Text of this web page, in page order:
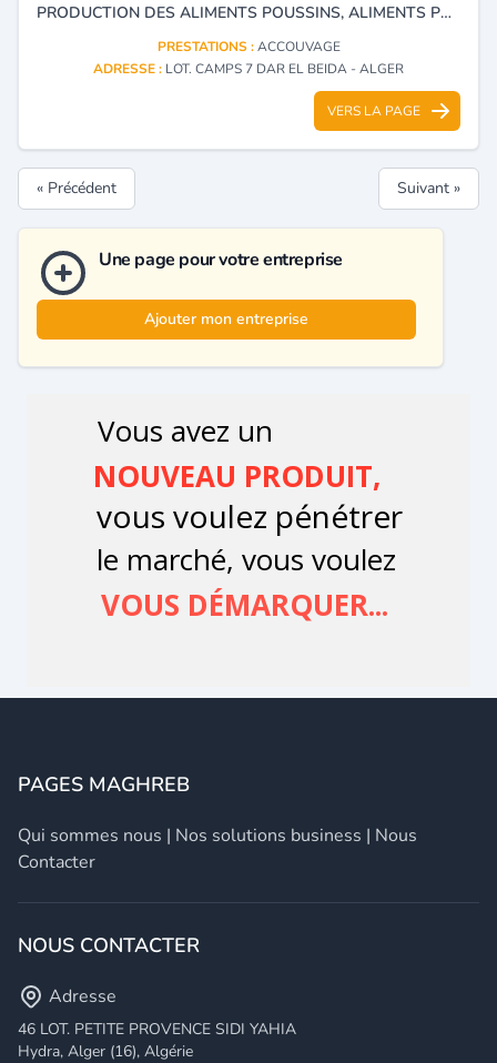
PRODUCTION DES ALIMENTS POUSSINS, ALIMENTS POUR LE BÉTAIL, ACCOUVAGE, ALIMENTATION ANIMALE, MATÉRIEL ET ÉQUIPEMENT AVICOLES.
PRESTATIONS :ACCOUVAGE
ADRESSE : LOT. CAMPS 7 DAR EL BEIDA - ALGER
VERS LA PAGE
« Précédent Suivant »
Une page pour votre entreprise
Ajouter mon entreprise
PAGES MAGHREB
Qui sommes nous | Nos solutions business | Nous
Contacter
NOUS CONTACTER
Adresse
46 LOT. PETITE PROVENCE SIDI YAHIA
Hydra, Alger (16), Algérie